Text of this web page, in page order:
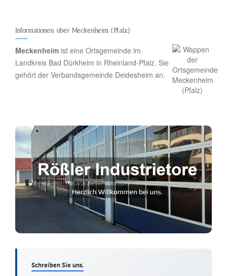
Informationen über Meckenheim (Pfalz)
Meckenheim ist eine Ortsgemeinde im
Landkreis Bad Dürkheim in Rheinland-Pfalz. Sie
gehört der Verbandsgemeinde Deidesheim an.
Schreiben Sie uns.